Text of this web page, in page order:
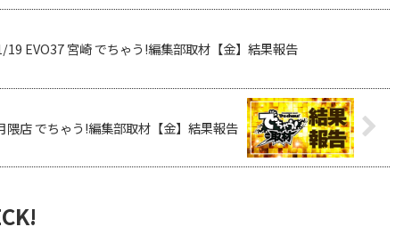
19 EVO37 宮崎 でちゃう!編集部取材【金】結果報告
隈店 でちゃう!編集部取材【金】結果報告